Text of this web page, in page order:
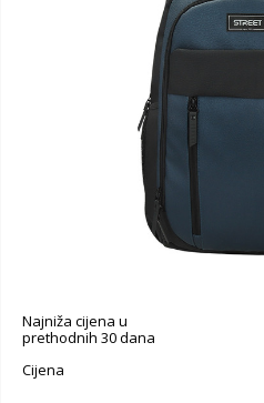
Najniža cijena u
prethodnih 30 dana
Cijena